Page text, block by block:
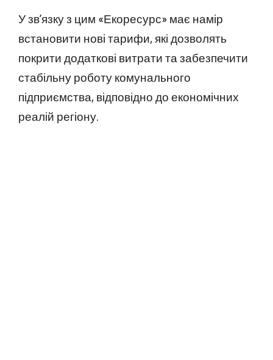
У зв’язку з цим «Екоресурс» має намір
встановити нові тарифи, які дозволять
покрити додаткові витрати та забезпечити
стабільну роботу комунального
підприємства, відповідно до економічних
реалій регіону.